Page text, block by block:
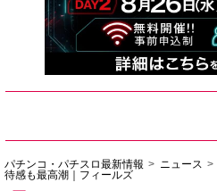
パチンコ・パチスロ最新情報 ニュース
待感も最高潮｜フィールズ